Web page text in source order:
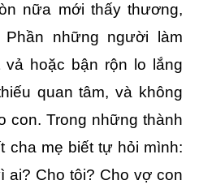
nữa mới thấy thương,
những người làm
hoặc bận rộn lo lắng
quan tâm, và không
con. Trong những thành
cha mẹ biết tự hỏi mình:
ai? Cho tôi? Cho vợ con